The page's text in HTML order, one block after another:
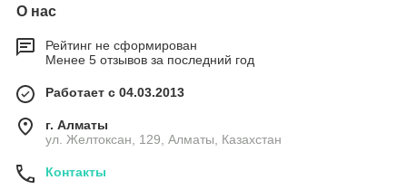
О нас
Рейтинг не сформирован
Менее 5 отзывов за последний год
Работает с 04.03.2013
г. Алматы
ул. Желтоксан, 129, Алматы, Казахстан
Контакты